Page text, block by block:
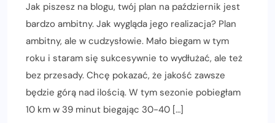
Jak piszesz na blogu, twój plan na październik jest
bardzo ambitny. Jak wygląda jego realizacja? Plan
ambitny, ale w cudzysłowie. Mało biegam w tym
roku i staram się sukcesywnie to wydłużać, ale też
bez przesady. Chcę pokazać, że jakość zawsze
będzie górą nad ilością. W tym sezonie pobiegłam
10 km w 39 minut biegając 30-40 […]